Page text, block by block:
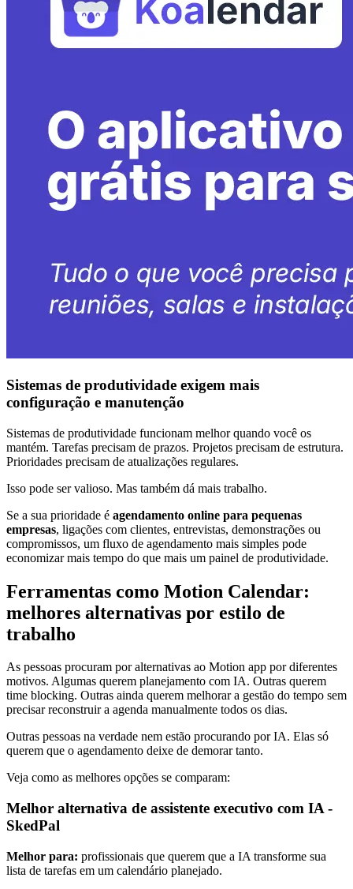
Sistemas de produtividade exigem mais
configuração e manutenção
Sistemas de produtividade funcionam melhor quando você os
mantém. Tarefas precisam de prazos. Projetos precisam de estrutura.
Prioridades precisam de atualizações regulares.
Isso pode ser valioso. Mas também dá mais trabalho.
Se a sua prioridade é agendamento online para pequenas
empresas, ligações com clientes, entrevistas, demonstrações ou
compromissos, um fluxo de agendamento mais simples pode
economizar mais tempo do que mais um painel de produtividade.
Ferramentas como Motion Calendar:
melhores alternativas por estilo de
trabalho
As pessoas procuram por alternativas ao Motion app por diferentes
motivos. Algumas querem planejamento com IA. Outras querem
time blocking. Outras ainda querem melhorar a gestão do tempo sem
precisar reconstruir a agenda manualmente todos os dias.
Outras pessoas na verdade nem estão procurando por IA. Elas só
querem que o agendamento deixe de demorar tanto.
Veja como as melhores opções se comparam:
Melhor alternativa de assistente executivo com IA -
SkedPal
Melhor para: profissionais que querem que a IA transforme sua
lista de tarefas em um calendário planejado.